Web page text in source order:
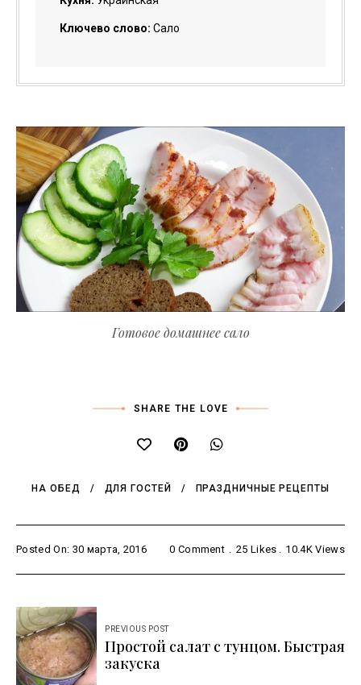
Ключево слово: Сало
Готовое домашнее сало
SHARE THE LOVE
НА ОБЕД ДЛЯ ГОСТЕЙ ПРАЗДНИЧНЫЕ РЕЦЕПТЫ
Posted On: 30 марта, 2016 0 Comment 25 Likes 10.4K Views
Навигация
по
записям
PREVIOUS POST
Простой салат с тунцом. Быстрая
закуска